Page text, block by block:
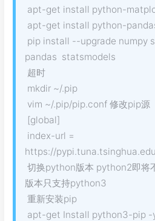
apt-get install python-
apt-get install python-
pip install --upgrade numpy
pandas statsmodels
超时
mkdir ~/.pip
vim ~/.pip/pip.conf 修改pip源
[global]
index-url =
https://
切换python版本 python2即将
版本只支持python3
重新安装pip
apt-get Install python3-pip -